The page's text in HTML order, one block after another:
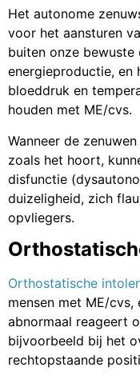
Het autonome
voor het aansturen
buiten onze
energieproductie, en
bloeddruk en
houden met ME/cvs.
Wanneer de
zoals het hoort,
disfunctie
duizeligheid, zich
opvliegers.
Orthostatische
mensen met ME/
abnormaal reageert
bijvoorbeeld bij het
rechtopstaande